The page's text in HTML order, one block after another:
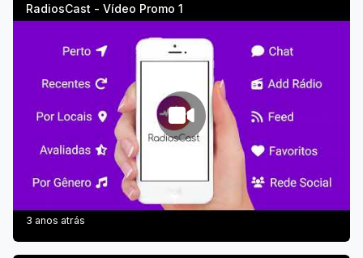
RadiosCast - Vídeo Promo 1
3 anos atrás